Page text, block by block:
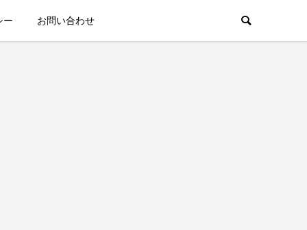
ー お問い合わせ